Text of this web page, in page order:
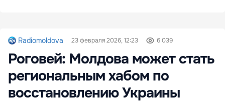
Radiomoldova 23 февраля 2026, 12:23 6 039
Роговей: Молдова может стать
региональным хабом по
восстановлению Украины